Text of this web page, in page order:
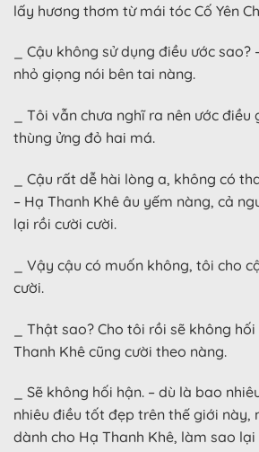
lấy hương thơm từ mái tóc Cố Yên
_ Cậu không sử dụng điều ước sao?
nhỏ giọng nói bên tai nàng.
_ Tôi vẫn chưa nghĩ ra nên ước điều
thùng ửng đỏ hai má.
_ Cậu rất dễ hài lòng a, không có
– Hạ Thanh Khê âu yếm nàng, cả
lại rồi cười cười.
_ Vậy cậu có muốn không, tôi cho
cười.
_ Thật sao? Cho tôi rồi sẽ không hối
Thanh Khê cũng cười theo nàng.
_ Sẽ không hối hận. – dù là bao
nhiêu điều tốt đẹp trên thế giới này,
dành cho Hạ Thanh Khê, làm sao